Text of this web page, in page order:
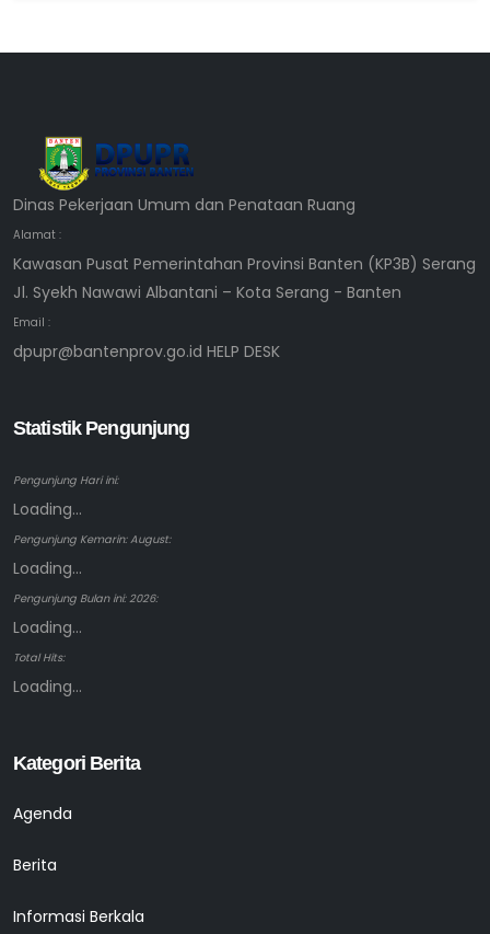
Dinas Pekerjaan Umum dan Penataan Ruang
Alamat :
Kawasan Pusat Pemerintahan Provinsi Banten (KP3B) Serang
Jl. Syekh Nawawi Albantani – Kota Serang - Banten
Email :
dpupr@bantenprov.go.id HELP DESK
Statistik Pengunjung
Pengunjung Hari ini:
Loading...
Pengunjung Kemarin: August:
Loading...
Pengunjung Bulan ini: 2026:
Loading...
Total Hits:
Loading...
Kategori Berita
Agenda
Berita
Informasi Berkala